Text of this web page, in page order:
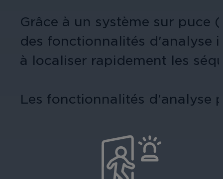
Grâce à un système sur puce
des fonctionnalités d'analyse
à localiser rapidement les
Les fonctionnalités d'analyse